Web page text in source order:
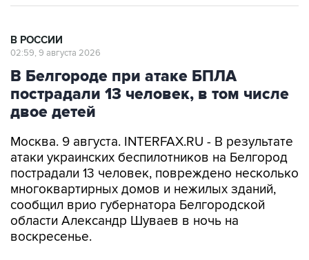
В Белгороде при атаке БПЛА
пострадали 13 человек, в том числе
двое детей
Москва. 9 августа. INTERFAX.RU - В результате
пострадали 13 человек, повреждено несколько
многоквартирных домов и нежилых зданий,
сообщил врио губернатора Белгородской
области Александр Шуваев в ночь на
воскресенье.
"Белгород вновь под массированной атакой